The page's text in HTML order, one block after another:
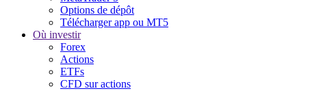
Options de dépôt
Télécharger app ou MT5
Où investir
Forex
Actions
ETFs
CFD sur actions